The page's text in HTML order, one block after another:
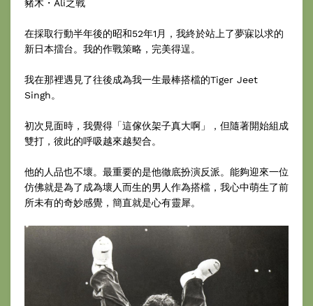
豬木・Ali之戰
在採取行動半年後的昭和52年1月，我終於站上了夢寐以求的
新日本擂台。我的作戰策略，完美得逞。
我在那裡遇見了往後成為我一生最棒搭檔的Tiger Jeet
Singh。
初次見面時，我覺得「這傢伙架子真大啊」，但隨著開始組成
雙打，彼此的呼吸越來越契合。
他的人品也不壞。最重要的是他徹底扮演反派。能夠迎來一位
仿佛就是為了成為壞人而生的男人作為搭檔，我心中萌生了前
所未有的奇妙感覺，簡直就是心有靈犀。